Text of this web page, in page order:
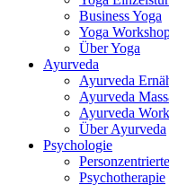
Business Yoga
Yoga
Über Yoga
Ayurveda
Ayurveda
Ayurveda
Ayurveda
Über Ayurveda
Psychologie
Psychotherapie